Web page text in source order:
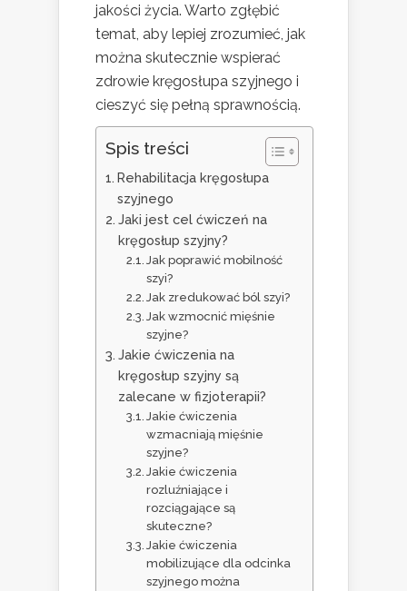
jakości życia. Warto zgłębić
temat, aby lepiej zrozumieć, jak
można skutecznie wspierać
zdrowie kręgosłupa szyjnego i
cieszyć się pełną sprawnością.
Spis treści
Rehabilitacja kręgosłupa
szyjnego
Jaki jest cel ćwiczeń na
kręgosłup szyjny?
Jak poprawić mobilność
szyi?
Jak zredukować ból szyi?
Jak wzmocnić mięśnie
szyjne?
Jakie ćwiczenia na
kręgosłup szyjny są
zalecane w fizjoterapii?
Jakie ćwiczenia
wzmacniają mięśnie
szyjne?
Jakie ćwiczenia
rozluźniające i
rozciągające są
skuteczne?
Jakie ćwiczenia
mobilizujące dla odcinka
szyjnego można